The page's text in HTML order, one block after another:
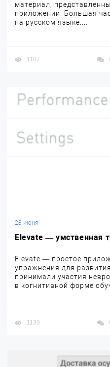
материал,
приложении. Большая
на русском языке....
1107
28 июня
Elevate — умственная
Elevate — простое
упражнения для
принимали участия
в когнитивной форме
1139